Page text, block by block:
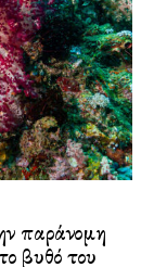
παράνομη
βυθό του